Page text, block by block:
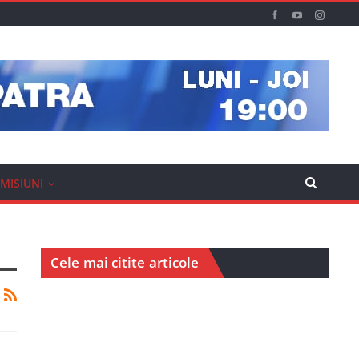
Cele mai citite articole